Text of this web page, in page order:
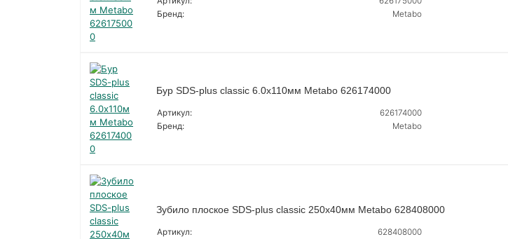
Бренд:
Metabo
Бур SDS-plus classic 6.0х110мм Metabo 626174000
Артикул:
626174000
Бренд:
Metabo
Зубило плоское SDS-plus classic 250х40мм Metabo 628408000
Артикул:
628408000